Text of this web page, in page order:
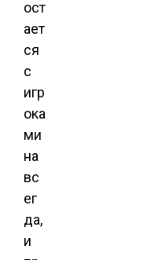
ост
ает
ся
с
игр
ока
ми
на
вс
ег
да,
и